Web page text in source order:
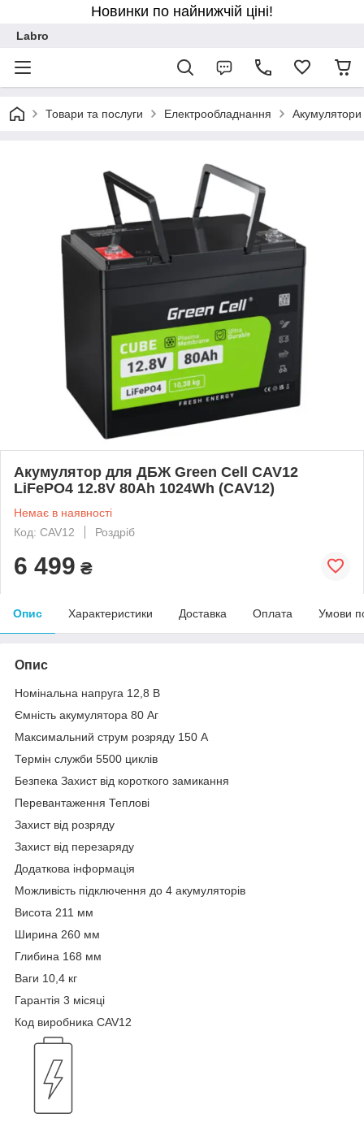
Новинки по найнижчій ціні!
Labro
Товари та послуги Електрообладнання Акумулятори
Акумулятор для ДБЖ Green Cell CAV12
LiFePO4 12.8V 80Ah 1024Wh (CAV12)
Немає в наявності
Код: CAV12
Роздріб
6 499 ₴
Опис Характеристики Доставка Оплата Умови
Опис
Номінальна напруга 12,8 В
Ємність акумулятора 80 Аг
Максимальний струм розряду 150 А
Термін служби 5500 циклів
Безпека Захист від короткого замикання
Перевантаження Теплові
Захист від розряду
Захист від перезаряду
Додаткова інформація
Можливість підключення до 4 акумуляторів
Висота 211 мм
Ширина 260 мм
Глибина 168 мм
Ваги 10,4 кг
Гарантія 3 місяці
Код виробника CAV12